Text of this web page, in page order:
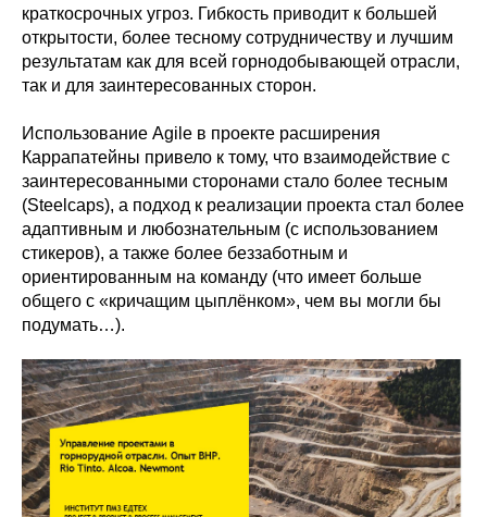
краткосрочных угроз. Гибкость приводит к большей
открытости, более тесному сотрудничеству и лучшим
результатам как для всей горнодобывающей отрасли,
так и для заинтересованных сторон.
Использование Agile в проекте расширения
Каррапатейны привело к тому, что взаимодействие с
заинтересованными сторонами стало более тесным
(Steelcaps), а подход к реализации проекта стал более
адаптивным и любознательным (с использованием
стикеров), а также более беззаботным и
ориентированным на команду (что имеет больше
общего с «кричащим цыплёнком», чем вы могли бы
подумать…).